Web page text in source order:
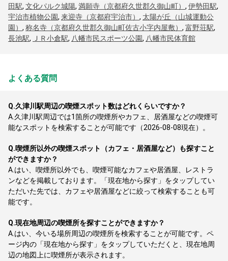
田駅, 文化パルク城陽, 満願寺（京都府久世郡久御山町） , 伊勢田駅,
宇治市植物公園, 来迎寺（京都府宇治市） , 太陽が丘（山城運動公
園） , 称名寺（京都府久世郡久御山町佐古小字内屋敷） , 富野荘駅,
長池駅, ＪＲ小倉駅, 八幡市民スポーツ公園, 八幡市民体育館
よくある質問
Q.久津川駅周辺の喫煙スポット数はどれくらいですか？
A. 久津川駅周辺では1箇所の喫煙所やカフェ、居酒屋などの喫煙可
能なスポットを検索することが可能です（2026-08-08現在）。
Q.喫煙所以外の喫煙スポット（カフェ・居酒屋など）も探すこと
ができますか？
A. はい、喫煙所以外でも、喫煙可能なカフェや居酒屋、レストラ
ンなどを掲載しております。「現在地から探す」をタップしてい
ただいた先では、カフェや居酒屋などに絞って検索することも可
能です。
Q.現在地周辺の喫煙所を探すことができますか？
A. はい、今いる場所周辺の喫煙所を検索することが可能です。ペ
ージ内の「現在地から探す」をタップしていただくと、現在地周
辺の地図上に喫煙所が表示されます。